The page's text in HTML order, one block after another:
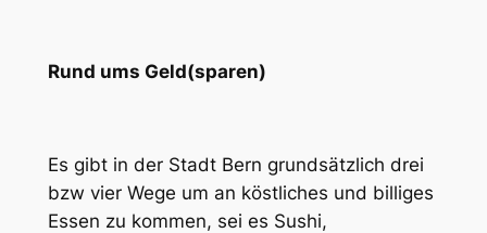
Rund ums Geld(sparen)
Es gibt in der Stadt Bern grundsätzlich drei
bzw vier Wege um an köstliches und billiges
Essen zu kommen, sei es Sushi,